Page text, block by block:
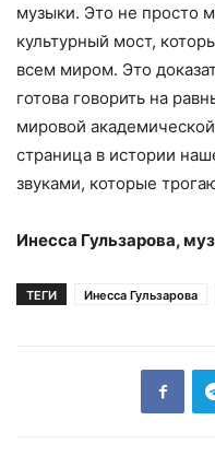
музыки. Это не просто
культурный мост,
всем миром. Это
готова говорить на
мировой
страница в истории
звуками, которые
Инесса Гульзарова,
ТЕГИ Инесса Гульзарова